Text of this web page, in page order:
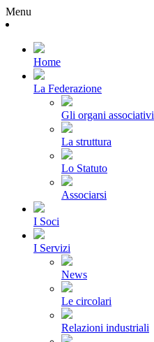
Menu
Home
La Federazione
Gli organi associativi
La struttura
Lo Statuto
Associarsi
I Soci
I Servizi
News
Le circolari
Relazioni industriali